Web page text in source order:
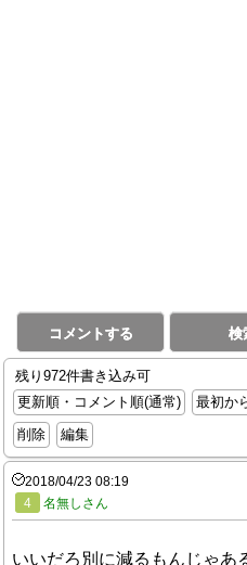
コメントする 検
残り972件書き込み可
更新順・コメント順(通常)
最初か
削除
編集
2018/04/23 08:19
4
名無しさん
いいだろ別に減るもんじゃあ